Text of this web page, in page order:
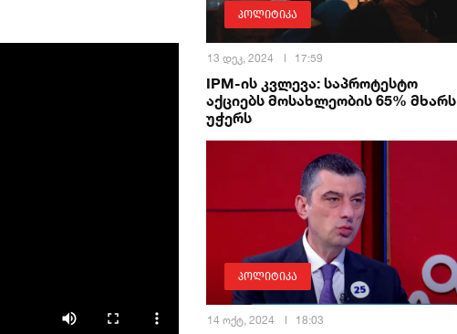
პოლიტიკა
13 დეკ, 2024 17:59
IPM-ის კვლევა: საპროტესტო
აქციებს მოსახლეობის 65% მხარს
უჭერს
პოლიტიკა
14 ოქტ, 2024 18:03